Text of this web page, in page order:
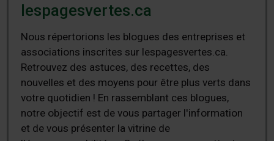
lespagesvertes.ca
Nous répertorions les blogues des entreprises et
associations inscrites sur lespagesvertes.ca.
Retrouvez des astuces, des recettes, des
nouvelles et des moyens pour être plus verts dans
votre quotidien ! En rassemblant ces blogues,
notre objectif est de vous partager l'information
et de vous présenter la vitrine de